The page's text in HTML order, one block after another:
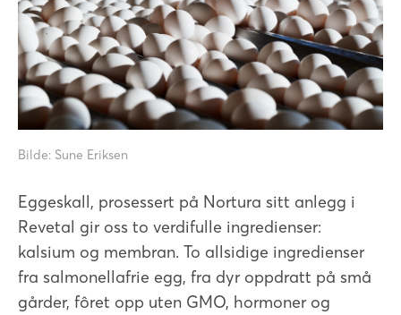
Bilde: Sune Eriksen
Eggeskall, prosessert på Nortura sitt anlegg i
Revetal gir oss to verdifulle ingredienser:
kalsium og membran. To allsidige ingredienser
fra salmonellafrie egg, fra dyr oppdratt på små
gårder, fôret opp uten GMO, hormoner og